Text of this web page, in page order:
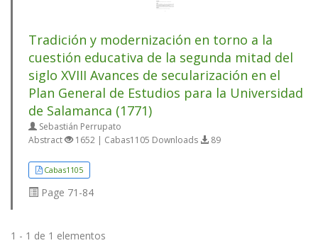
Tradición y modernización en torno a la
cuestión educativa de la segunda mitad del
siglo XVIII Avances de secularización en el
Plan General de Estudios para la Universidad
de Salamanca (1771)
Sebastián Perrupato
Abstract
1652 | Cabas1105 Downloads 89
Cabas1105
Page 71-84
1 - 1 de 1 elementos